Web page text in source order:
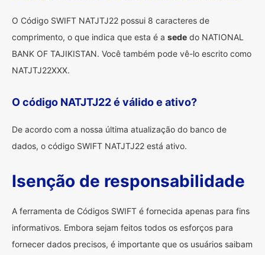
O Código SWIFT NATJTJ22 possui 8 caracteres de
comprimento, o que indica que esta é a sede do NATIONAL
BANK OF TAJIKISTAN. Você também pode vê-lo escrito como
NATJTJ22XXX.
O código NATJTJ22 é válido e ativo?
De acordo com a nossa última atualização do banco de
dados, o código SWIFT NATJTJ22 está ativo.
Isenção de responsabilidade
A ferramenta de Códigos SWIFT é fornecida apenas para fins
informativos. Embora sejam feitos todos os esforços para
fornecer dados precisos, é importante que os usuários saibam